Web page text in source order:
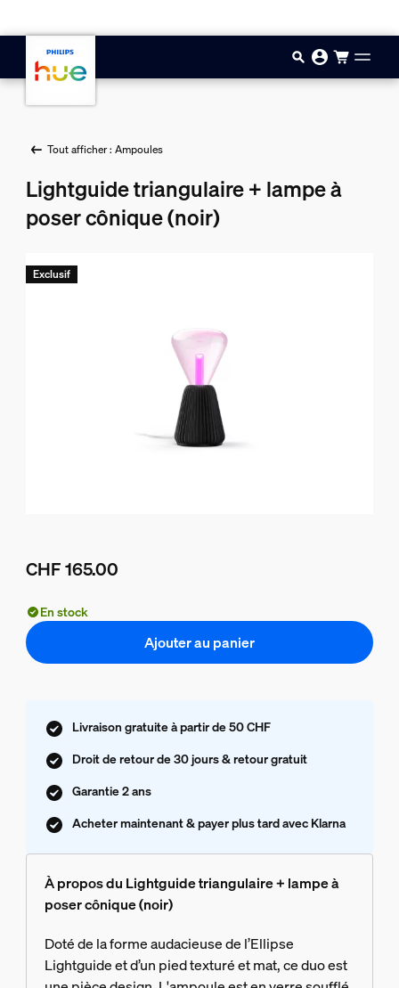
Tout afficher : Ampoules
Lightguide triangulaire + lampe à
poser cônique (noir)
CHF 165.00
Exclusif
En stock
Ajouter au panier
Livraison gratuite à partir de 50 CHF
Droit de retour de 30 jours & retour gratuit
Garantie 2 ans
Acheter maintenant & payer plus tard avec Klarna
À propos du Lightguide triangulaire + lampe à
poser cônique (noir)
Doté de la forme audacieuse de l’Ellipse
Lightguide et d’un pied texturé et mat, ce duo est